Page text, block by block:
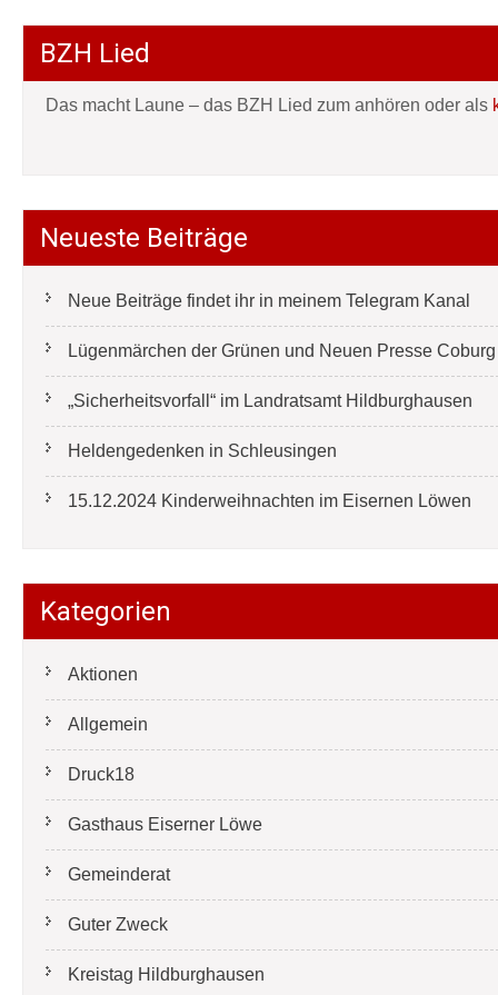
BZH Lied
Das macht Laune – das BZH Lied zum anhören oder als
Neueste Beiträge
Neue Beiträge findet ihr in meinem Telegram Kanal
Lügenmärchen der Grünen und Neuen Presse
„Sicherheitsvorfall“ im Landratsamt Hildburghausen
Heldengedenken in Schleusingen
15.12.2024 Kinderweihnachten im Eisernen Löwen
Kategorien
Aktionen
Allgemein
Druck18
Gasthaus Eiserner Löwe
Gemeinderat
Guter Zweck
Kreistag Hildburghausen